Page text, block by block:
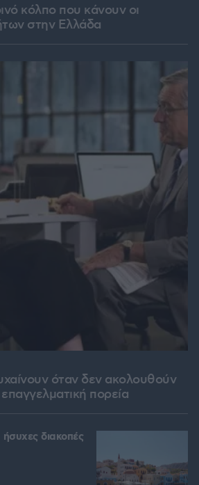
κόλπο που κάνουν οι
στην Ελλάδα
όταν δεν ακολουθούν
πορεία
διακοπές